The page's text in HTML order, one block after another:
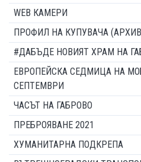
WEB КАМЕРИ
ПРОФИЛ НА КУПУВАЧА
#ДАБЪДЕ НОВИЯТ ХРАМ НА
ЕВРОПЕЙСКА СЕДМИЦА НА
СЕПТЕМВРИ
ЧАСЪТ НА ГАБРОВО
ПРЕБРОЯВАНЕ 2021
ХУМАНИТАРНА ПОДКРЕПА